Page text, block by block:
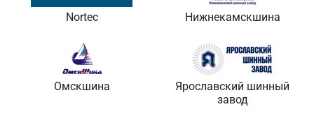
Nortec Нижнекамскшина
Омскшина
Ярославский шинный
завод